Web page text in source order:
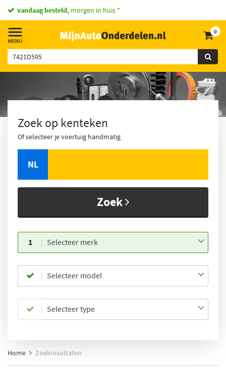
vandaag besteld, morgen in huis *
0
Zoek op kenteken
Of selecteer je voertuig handmatig
NL
Zoek
1 Selecteer merk
Selecteer model
Selecteer type
Home Zoekresultaten